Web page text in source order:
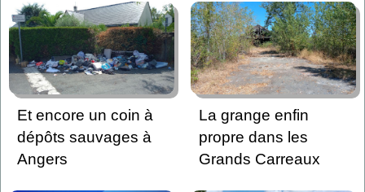
Et encore un coin à
dépôts sauvages à
Angers
La grange enfin
propre dans les
Grands Carreaux